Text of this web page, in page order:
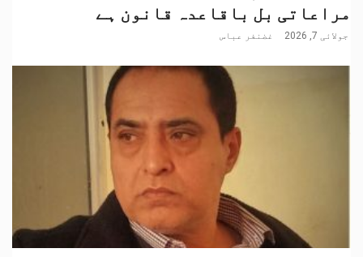
مراعاتی بل باقاعدہ قانون ہے
جولائی 7, 2026 غضنفر عباس